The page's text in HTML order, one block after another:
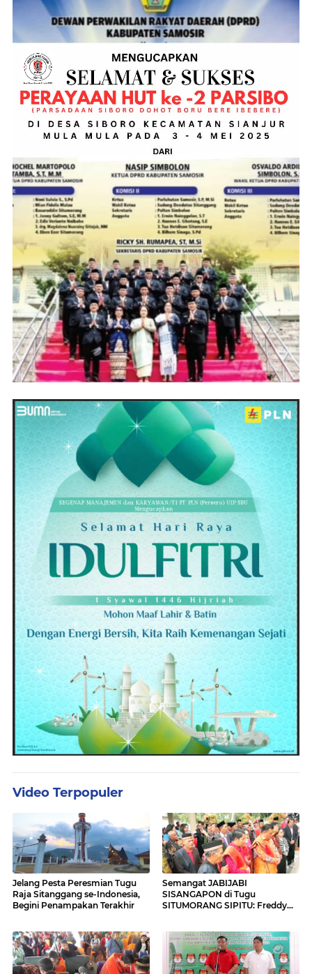
Video Terpopuler
Jelang Pesta Peresmian Tugu
Raja Sitanggang se-Indonesia,
Begini Penampakan Terakhir
Semangat JABIJABI
SISANGAPON di Tugu
SITUMORANG SIPITU: Freddy